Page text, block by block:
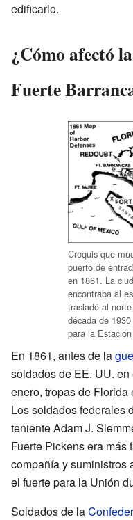
edificarlo.
¿Cómo afectó
Fuerte
Croquis que
puerto de
en 1861. La
encontraba al
trasladó al
década de
para la
En 1861, antes de la
soldados de EE. UU.
enero, tropas de
Los soldados federales
teniente Adam J.
Fuerte Pickens era más
compañía y suministros
el fuerte para la Unión
Soldados de la